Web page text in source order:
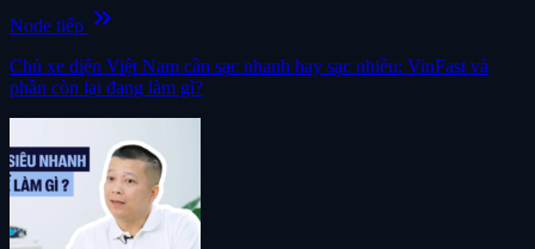
Node tiếp keyboard_double_arrow_right
Chủ xe điện Việt Nam cần sạc nhanh hay sạc nhiều: VinFast và
phần còn lại đang làm gì?